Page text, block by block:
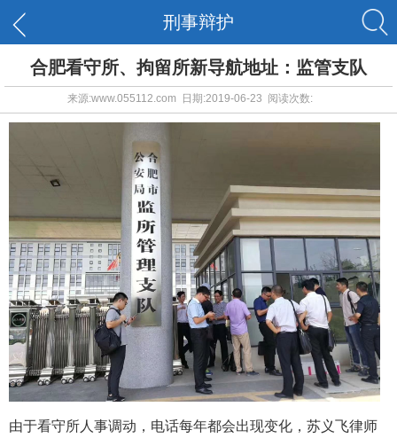
刑事辩护
合肥看守所、拘留所新导航地址：监管支队
来源:www.055112.com 日期:2019-06-23 阅读次数:
由于看守所人事调动，电话每年都会出现变化，苏义飞律师